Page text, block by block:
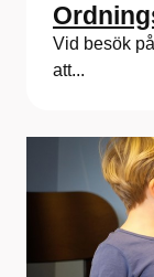
Vid besök
att...